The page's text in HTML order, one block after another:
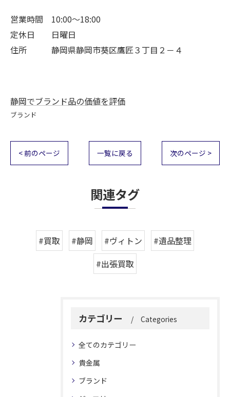
営業時間 10:00～18:00
定休日 日曜日
住所 静岡県静岡市葵区鷹匠３丁目２－４
静岡でブランド品の価値を評価
ブランド
< 前のページ 一覧に戻る 次のページ >
関連タグ
#買取 #静岡 #ヴィトン
#遺品整理
#出張買取
カテゴリー Categories
全てのカテゴリー
貴金属
ブランド